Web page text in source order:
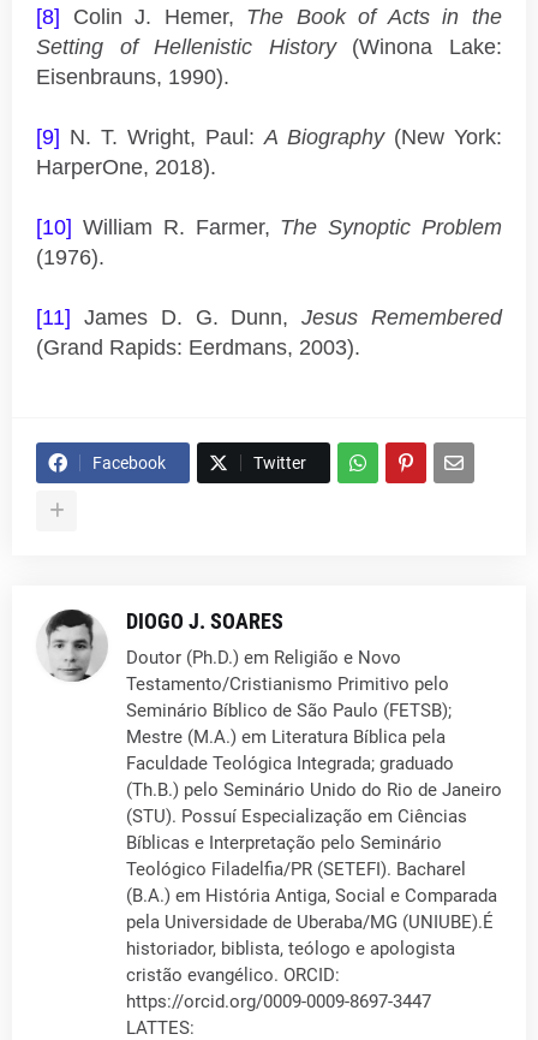
[8] Colin J. Hemer, The Book of Acts in the
Setting of Hellenistic History(Winona Lake:
Eisenbrauns, 1990).
[9] N. T. Wright, Paul:A Biography(New York:
HarperOne, 2018).
[10] William R. Farmer, The Synoptic Problem
(1976).
[11] James D. G. Dunn,Jesus Remembered
(Grand Rapids: Eerdmans, 2003).
Facebook Twitter
DIOGO J. SOARES
Doutor (Ph.D.) em Religião e Novo
Testamento/Cristianismo Primitivo pelo
Seminário Bíblico de São Paulo (FETSB);
Mestre (M.A.) em Literatura Bíblica pela
Faculdade Teológica Integrada; graduado
(Th.B.) pelo Seminário Unido do Rio de Janeiro
(STU). Possuí Especialização em Ciências
Bíblicas e Interpretação pelo Seminário
Teológico Filadelfia/PR (SETEFI). Bacharel
(B.A.) em História Antiga, Social e Comparada
pela Universidade de Uberaba/MG (UNIUBE).É
historiador, biblista, teólogo e apologista
cristão evangélico. ORCID:
https://orcid.org/0009-0009-8697-3447
LATTES: